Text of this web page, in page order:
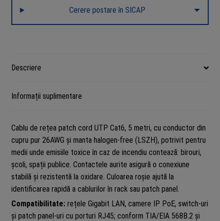
roșu,
cupru
aurite,
TSY-
UTP6-
Cerere postare în SICAP
Descriere
Informații suplimentare
Cablu de rețea patch cord UTP Cat6, 5 metri, cu conductor din
cupru pur 26AWG și manta halogen-free (LSZH), potrivit pentru
medii unde emisiile toxice în caz de incendiu contează: birouri,
școli, spații publice. Contactele aurite asigură o conexiune
stabilă și rezistentă la oxidare. Culoarea roșie ajută la
identificarea rapidă a cablurilor în rack sau patch panel.
Compatibilitate:rețele Gigabit LAN, camere IP PoE, switch-uri
și patch panel-uri cu porturi RJ45; conform TIA/EIA 568B.2 și